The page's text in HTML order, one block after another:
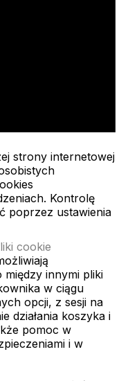
strony internetowej
Kontrolę
poprzez ustawienia
cookie
między innymi pliki
w ciągu
opcji, z sesji na
działania koszyka i
pomoc w
i w